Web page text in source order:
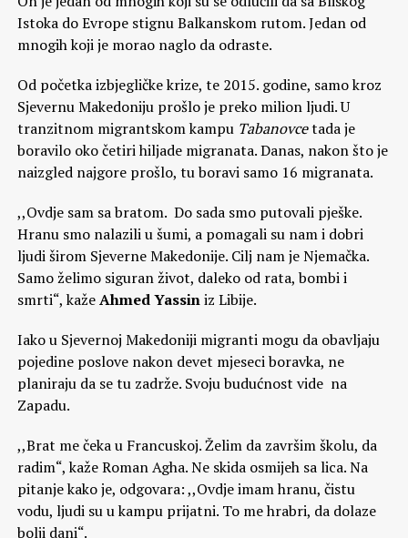
Istoka do Evrope stignu Balkanskom rutom. Jedan od
mnogih koji je morao naglo da odraste.
Od početka izbjegličke krize, te 2015. godine, samo kroz
Sjevernu Makedoniju prošlo je preko milion ljudi. U
tranzitnom migrantskom kampu Tabanovcetada je
boravilo oko četiri hiljade migranata. Danas, nakon što je
naizgled najgore prošlo, tu boravi samo 16 migranata.
,,Ovdje sam sa bratom. Do sada smo putovali pješke.
Hranu smo nalazili u šumi, a pomagali su nam i dobri
ljudi širom Sjeverne Makedonije. Cilj nam je Njemačka.
Samo želimo siguran život, daleko od rata, bombi i
smrti“, kažeAhmed Yassiniz Libije.
Iako u Sjevernoj Makedoniji migranti mogu da obavljaju
pojedine poslove nakon devet mjeseci boravka, ne
planiraju da se tu zadrže. Svoju budućnost vide na
Zapadu.
,,Brat me čeka u Francuskoj. Želim da završim školu, da
radim“, kaže Roman Agha. Ne skida osmijeh sa lica. Na
pitanje kako je, odgovara: ,,Ovdje imam hranu, čistu
vodu, ljudi su u kampu prijatni. To me hrabri, da dolaze
bolji dani“.